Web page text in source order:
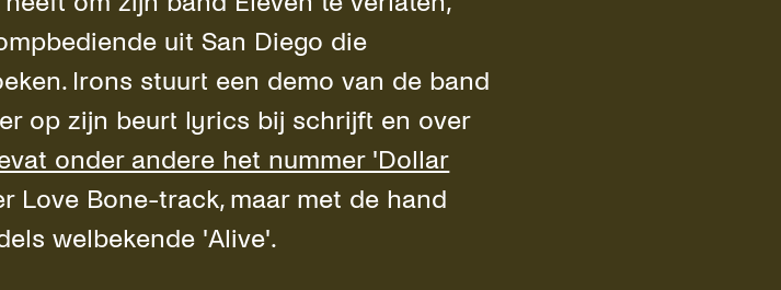
uit San Diego die
Irons stuurt een demo van de band
op zijn beurt lyrics bij schrijft en over
onder andere het nummer 'Dollar
Love Bone-track, maar met de hand
welbekende 'Alive'.